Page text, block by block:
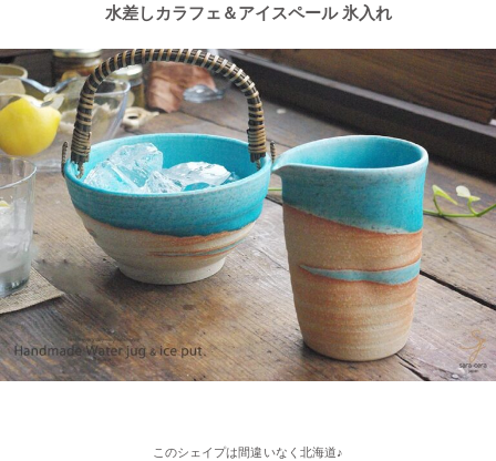
2022/11/09
≪人気商品≫ 焼き魚がおいしい季節ですね♪長角皿はぴったりの
アイテムです！
2022/11/09
≪おすすめ≫ お料理メニューを選ばない すごい和食器セット
光沢ある真っ黒な和モダン食器 ポカポカ春さくらの舞桜 24ピー
ス家族セット
水差しカラフェ＆アイスペール 氷入れ
このシェイプは間違いなく北海道♪